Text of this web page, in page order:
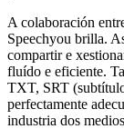
A colaboración
Speechyou brilla.
compartir e
fluído e eficiente.
TXT, SRT
perfectamente
industria dos